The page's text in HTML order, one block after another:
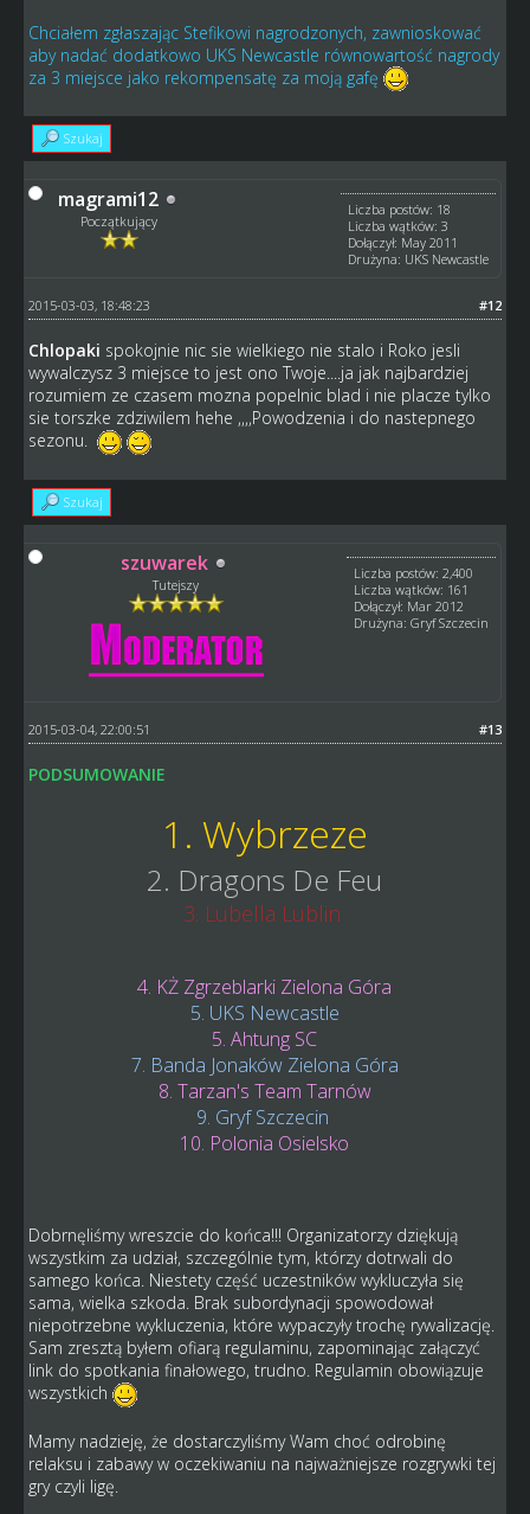
Chciałem zgłaszając Stefikowi nagrodzonych, zawnioskować
aby nadać dodatkowo UKS Newcastle równowartość nagrody
za 3 miejsce jako rekompensatę za moją gafę
Szukaj
magrami12
Początkujący
Liczba postów: 18
Liczba wątków: 3
Dołączył: May 2011
Drużyna: UKS Newcastle
#12
2015-03-03, 18:48:23
Chlopaki spokojnie nic sie wielkiego nie stalo i Roko jesli
wywalczysz 3 miejsce to jest ono Twoje....ja jak najbardziej
rozumiem ze czasem mozna popelnic blad i nie placze tylko
sie torszke zdziwilem hehe ,,,,Powodzenia i do nastepnego
sezonu.
Szukaj
szuwarek
Tutejszy
Liczba postów: 2,400
Liczba wątków: 161
Dołączył: Mar 2012
Drużyna: Gryf Szczecin
#13
2015-03-04, 22:00:51
PODSUMOWANIE
1. Wybrzeze
2. Dragons De Feu
3. Lubella Lublin
4. KŻ Zgrzeblarki Zielona Góra
5. UKS Newcastle
5. Ahtung SC
7. Banda Jonaków Zielona Góra
8. Tarzan's Team Tarnów
9. Gryf Szczecin
10. Polonia Osielsko
Dobrnęliśmy wreszcie do końca!!! Organizatorzy dziękują
wszystkim za udział, szczególnie tym, którzy dotrwali do
samego końca. Niestety część uczestników wykluczyła się
sama, wielka szkoda. Brak subordynacji spowodował
niepotrzebne wykluczenia, które wypaczyły trochę rywalizację.
Sam zresztą byłem ofiarą regulaminu, zapominając załączyć
link do spotkania finałowego, trudno. Regulamin obowiązuje
wszystkich
Mamy nadzieję, że dostarczyliśmy Wam choć odrobinę
relaksu i zabawy w oczekiwaniu na najważniejsze rozgrywki tej
gry czyli ligę.